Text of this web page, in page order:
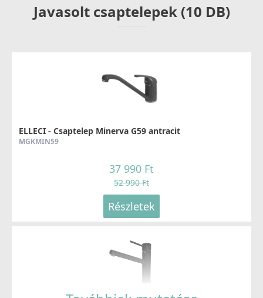
Javasolt csaptelepek (10 DB)
ELLECI - Csaptelep Minerva G59 antracit
MGKMIN59
37 990 Ft
52 990 Ft
Részletek